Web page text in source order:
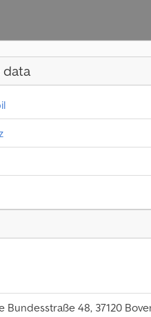
data
Bundesstraße 48, 37120